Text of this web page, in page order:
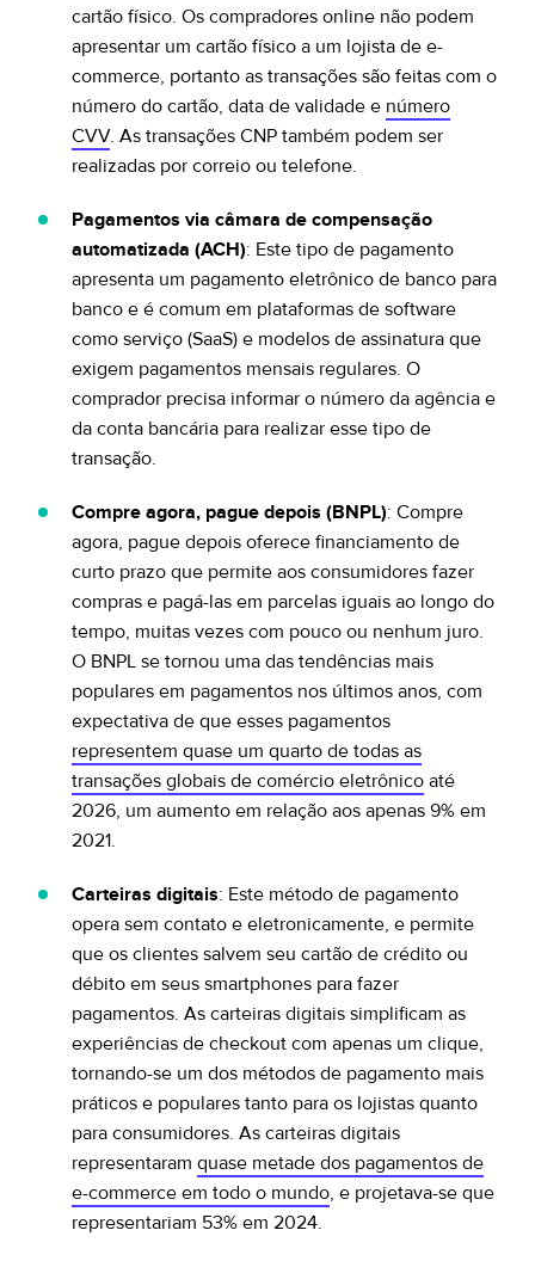
cartão físico. Os compradores online não podem
apresentar um cartão físico a um lojista de e-
commerce, portanto as transações são feitas com o
número do cartão, data de validade e número
CVV. As transações CNP também podem ser
realizadas por correio ou telefone.
Pagamentos via câmara de compensação
automatizada (ACH): Este tipo de pagamento
apresenta um pagamento eletrônico de banco para
banco e é comum em plataformas de software
como serviço (SaaS) e modelos de assinatura que
exigem pagamentos mensais regulares. O
comprador precisa informar o número da agência e
da conta bancária para realizar esse tipo de
transação.
Compre agora, pague depois (BNPL): Compre
agora, pague depois oferece financiamento de
curto prazo que permite aos consumidores fazer
compras e pagá-las em parcelas iguais ao longo do
tempo, muitas vezes com pouco ou nenhum juro.
O BNPL se tornou uma das tendências mais
populares em pagamentos nos últimos anos, com
expectativa de que esses pagamentos
representem quase um quarto de todas as
transações globais de comércio eletrônico até
2026, um aumento em relação aos apenas 9% em
2021.
Carteiras digitais: Este método de pagamento
opera sem contato e eletronicamente, e permite
que os clientes salvem seu cartão de crédito ou
débito em seus smartphones para fazer
pagamentos. As carteiras digitais simplificam as
experiências de checkout com apenas um clique,
tornando-se um dos métodos de pagamento mais
práticos e populares tanto para os lojistas quanto
para consumidores. As carteiras digitais
representaram quase metade dos pagamentos de
e-commerce em todo o mundo, e projetava-se que
representariam 53% em 2024.